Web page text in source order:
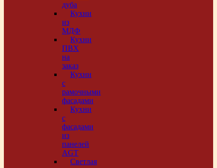
дуба
Кухни
из
МДФ
Кухни
ПВХ
на
заказ
Кухни
с
рамочными
фасадами
Кухни
с
фасадами
из
панелей
AGT
Светлая